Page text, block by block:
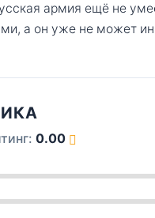
армия ещё не
а он уже не может
0.00